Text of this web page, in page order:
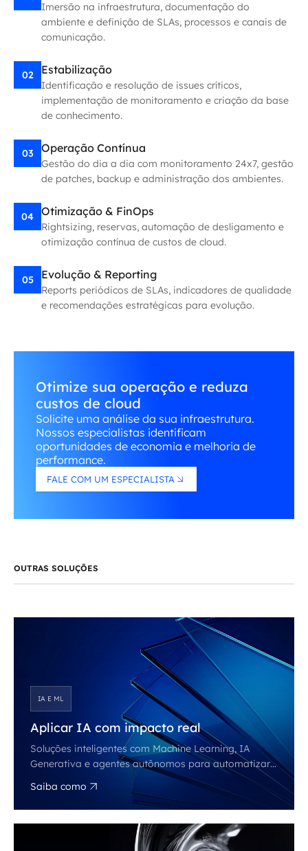
Imersão na infraestrutura, documentação do
ambiente e definição de SLAs, processos e canais de
comunicação.
02 Estabilização
Identificação e resolução de issues críticos,
implementação de monitoramento e criação da base
de conhecimento.
03 Operação Contínua
Gestão do dia a dia com monitoramento 24x7, gestão
de patches, backup e administração dos ambientes.
04 Otimização & FinOps
Rightsizing, reservas, automação de desligamento e
otimização contínua de custos de cloud.
05 Evolução & Reporting
Reports periódicos de SLAs, indicadores de qualidade
e recomendações estratégicas para evolução.
Otimize sua operação e reduza
custos de cloud
Solicite uma análise da sua infraestrutura.
Nossos especialistas identificam
oportunidades de economia e melhoria de
performance.
FALE COM UM ESPECIALISTA
OUTRAS SOLUÇÕES
IA E ML
Aplicar IA com impacto real
Soluções inteligentes com Machine Learning, IA
Generativa e agentes autônomos para automatizar
processos, antecipar cenários e gerar insights
estratégicos.
Saiba como